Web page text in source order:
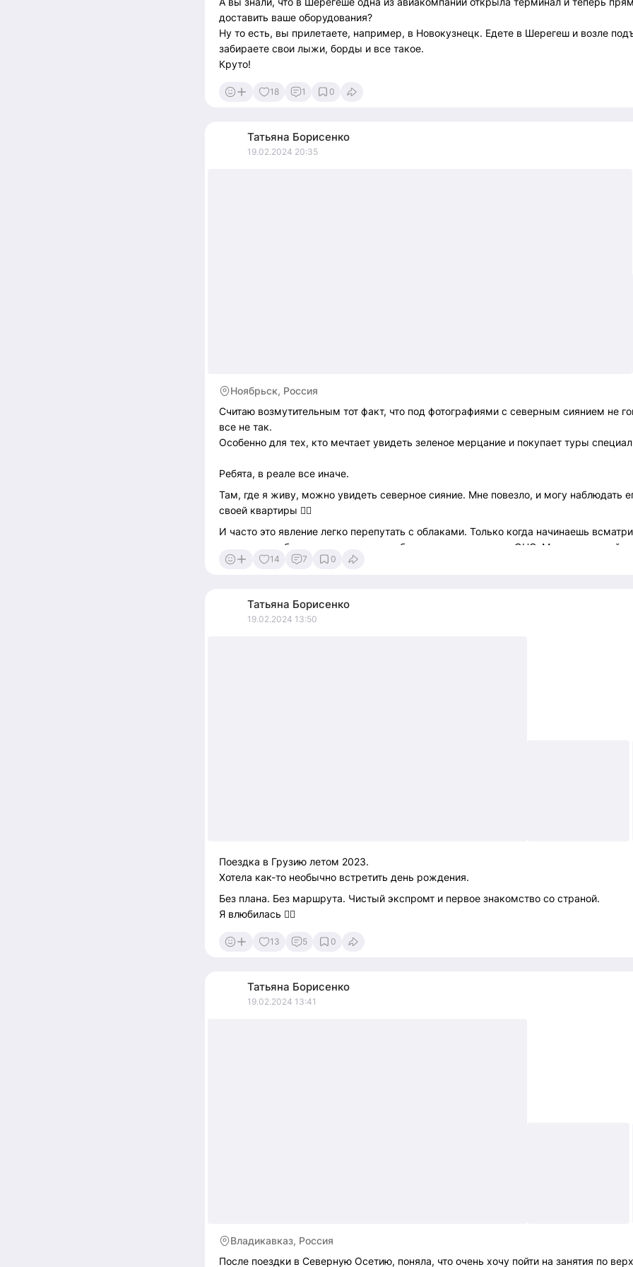
доставить ваше оборудования?
Ну то есть, вы прилетаете, например, в Новокузнецк. Едете в Шерегеш и возле
забираете свои лыжи, борды и все такое.
Круто!
18 1 0
Татьяна Борисенко
19.02.2024 20:35
Ноябрьск, Россия
Считаю возмутительным тот факт, что под фотографиями с северным сиянием не
все не так.
Особенно для тех, кто мечтает увидеть зеленое мерцание и покупает туры
Ребята, в реале все иначе.
Там, где я живу, можно увидеть северное сияние. Мне повезло, и могу наблюдать
своей квартиры 👌🏻
И часто это явление легко перепутать с облаками. Только когда начинаешь
замечать необычное движение на небе, понимаешь, что это ОНО. Магическое
Но совершенно не так, как на фото.
14 7 0
Татьяна Борисенко
19.02.2024 13:50
Поездка в Грузию летом 2023.
Хотела как-то необычно встретить день рождения.
Без плана. Без маршрута. Чистый экспромт и первое знакомство со страной.
Я влюбилась ❤️‍🔥
13 5 0
Татьяна Борисенко
19.02.2024 13:41
Владикавказ, Россия
После поездки в Северную Осетию, поняла, что очень хочу пойти на занятия по